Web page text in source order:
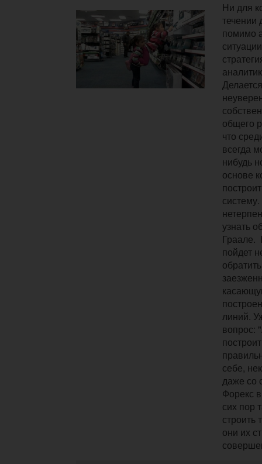
Ни для
течении
помимо
общего
что
всегда
нибудь
основе
узнать
Граале.
пойдет
линий.
вопрос:
себе,
даже со
Форекс
сих пор
строить
они их